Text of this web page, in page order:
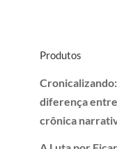
Produtos
diferença
crônica